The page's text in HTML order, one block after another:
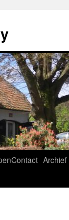
Contact Archief